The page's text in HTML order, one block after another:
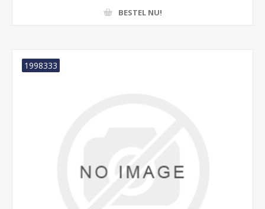
BESTEL NU!
1998333